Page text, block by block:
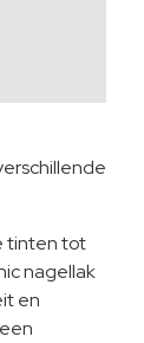
tinten tot
nagellak
en